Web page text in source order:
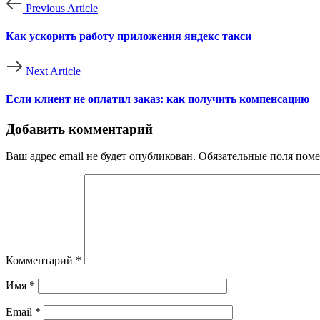
Previous Article
Как ускорить работу приложения яндекс такси
Next Article
Если клиент не оплатил заказ: как получить компенсацию
Добавить комментарий
Ваш адрес email не будет опубликован. Обязательные поля
Комментарий *
Имя *
Email *